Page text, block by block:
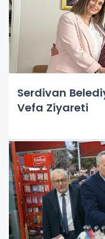
Serdivan
Vefa Ziyareti